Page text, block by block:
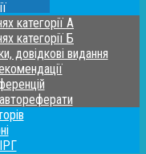
категорії А
категорії Б
довідкові видання